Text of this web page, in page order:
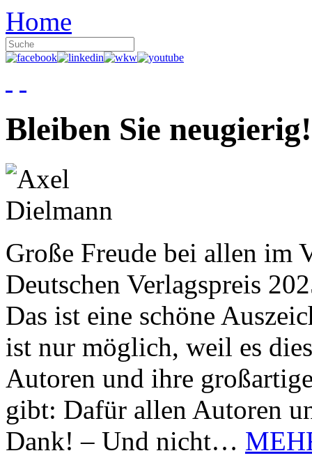
Home
Bleiben Sie neugierig!
Große Freude bei allen im
Deutschen Verlagspreis
Das ist eine schöne
ist nur möglich, weil es
Autoren und ihre
gibt: Dafür allen Autoren
Dank! – Und nicht…